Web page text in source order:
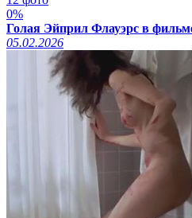
0%
Голая Эйприл Флауэрс в
05.02.2026